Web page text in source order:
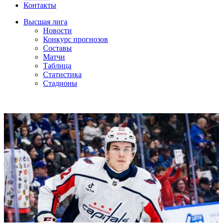
Контакты
Высшая лига
Новости
Конкурс прогнозов
Составы
Матчи
Таблица
Статистика
Стадионы